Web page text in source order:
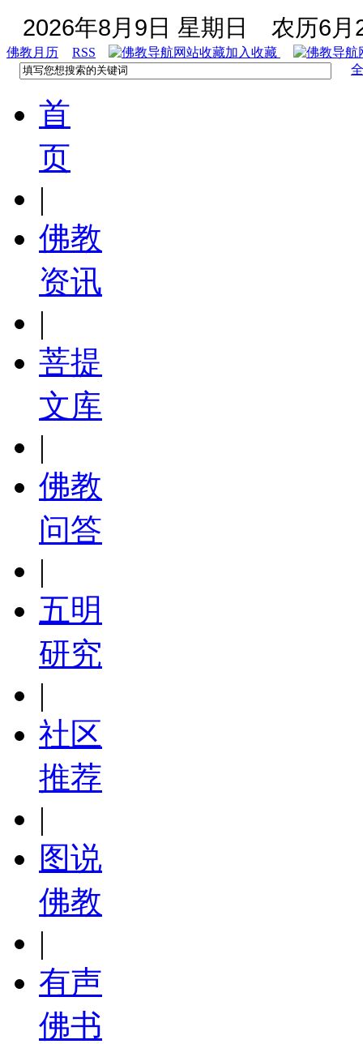
2026年8月9日 星期日 农历6月
佛教月历 RSS
加入收藏
首
页
|
佛教
资讯
|
菩提
文库
|
佛教
问答
|
五明
研究
|
社区
推荐
|
图说
佛教
|
有声
佛书